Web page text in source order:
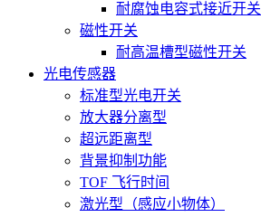
耐腐蚀电容式接近开关
磁性开关
耐高温槽型磁性开关
光电传感器
标准型光电开关
放大器分离型
超远距离型
背景抑制功能
TOF 飞行时间
激光型（感应小物体）